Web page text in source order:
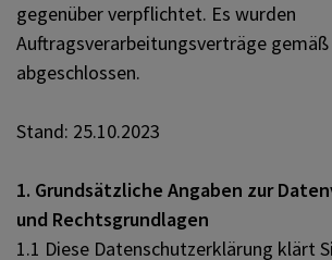
gegenüber verpflichtet. Es wurden
Auftragsverarbeitungsverträge gemäß
abgeschlossen.
Stand: 25.10.2023
1. Grundsätzliche Angaben zur
und Rechtsgrundlagen
1.1 Diese Datenschutzerklärung klärt